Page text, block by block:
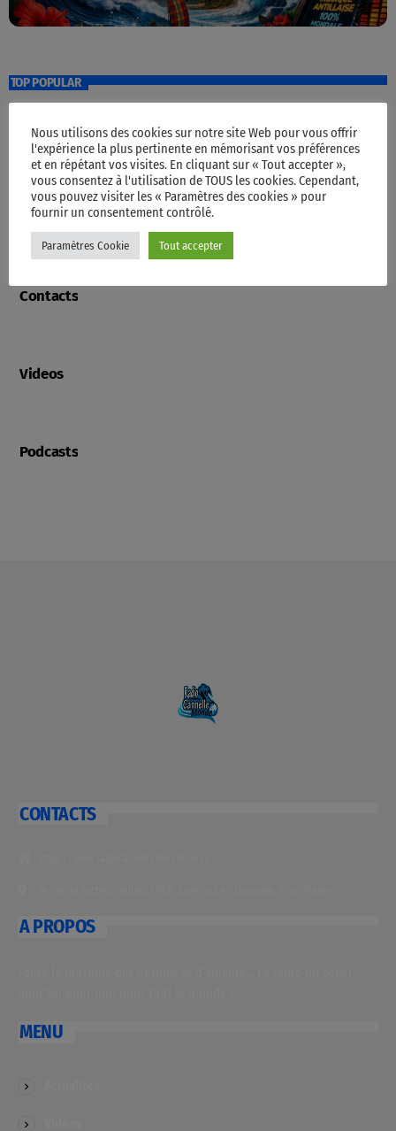
TOP POPULAR
Accueil
Programme
Contacts
Videos
Podcasts
CONTACTS
A PROPOS
MENU
Nous utilisons des cookies sur notre site Web pour vous offrir
l'expérience la plus pertinente en mémorisant vos préférences
et en répétant vos visites. En cliquant sur « Tout accepter »,
vous consentez à l'utilisation de TOUS les cookies. Cependant,
vous pouvez visiter les « Paramètres des cookies » pour
fournir un consentement contrôlé.
Paramètres Cookie Tout accepter